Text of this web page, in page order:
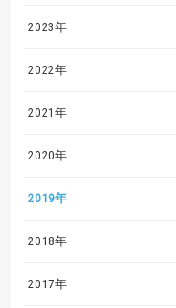
2023年
2022年
2021年
2020年
2019年
2018年
2017年